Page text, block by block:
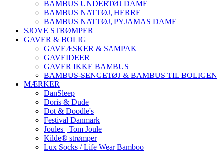
BAMBUS UNDERTØJ DAME
BAMBUS NATTØJ, HERRE
BAMBUS NATTØJ, PYJAMAS DAME
SJOVE STRØMPER
GAVER & BOLIG
GAVEÆSKER & SAMPAK
GAVEIDEER
GAVER IKKE BAMBUS
BAMBUS-SENGETØJ & BAMBUS TIL BOLIGEN
MÆRKER
DanSleep
Doris & Dude
Dot & Doodle's
Festival Danmark
Joules | Tom Joule
Kilde® strømper
Lux Socks / Life Wear Bamboo